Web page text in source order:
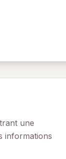
une
informations